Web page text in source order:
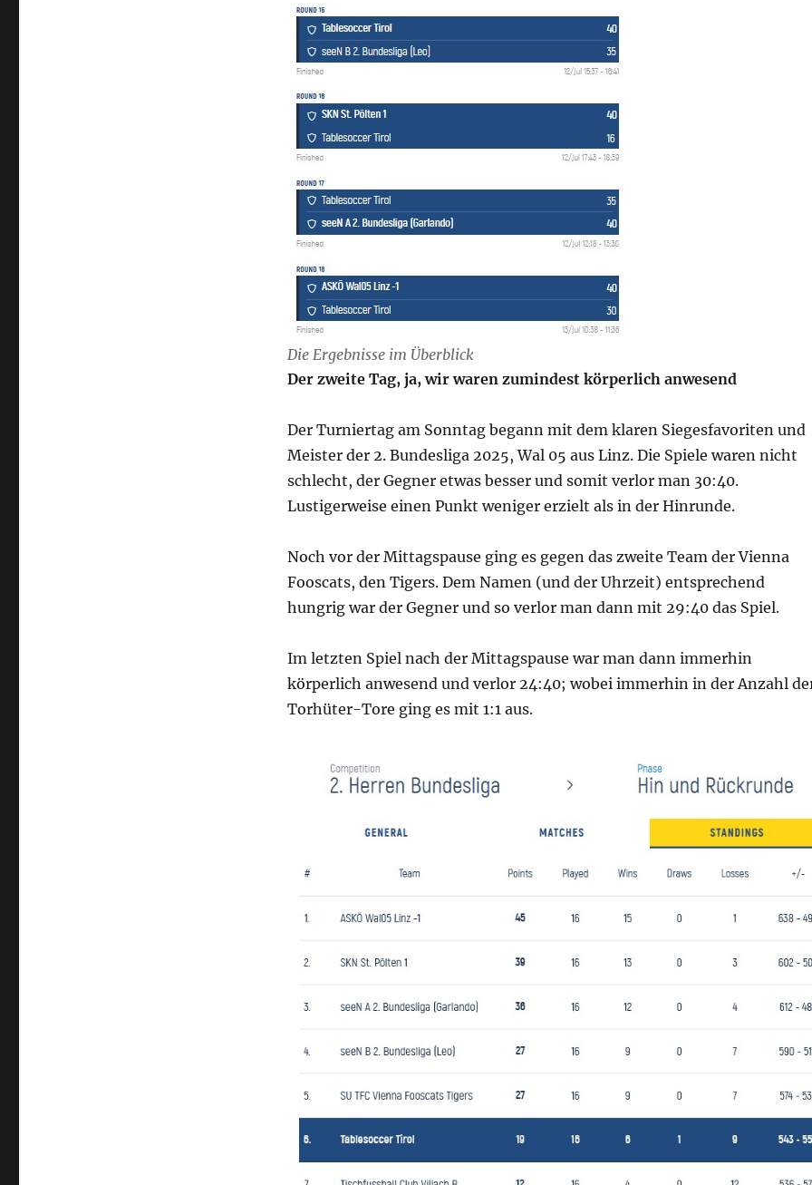
Die Ergebnisse im Überblick
Der zweite Tag, ja, wir waren zumindest körperlich anwesend
Der Turniertag am Sonntag begann mit dem klaren Siegesfavoriten und
Meister der 2. Bundesliga 2025, Wal 05 aus Linz. Die Spiele waren nicht
schlecht, der Gegner etwas besser und somit verlor man 30:40.
Lustigerweise einen Punkt weniger erzielt als in der Hinrunde.
Noch vor der Mittagspause ging es gegen das zweite Team der Vienna
Fooscats, den Tigers. Dem Namen (und der Uhrzeit) entsprechend
hungrig war der Gegner und so verlor man dann mit 29:40 das Spiel.
Im letzten Spiel nach der Mittagspause war man dann immerhin
körperlich anwesend und verlor 24:40; wobei immerhin in der Anzahl
Torhüter-Tore ging es mit 1:1 aus.